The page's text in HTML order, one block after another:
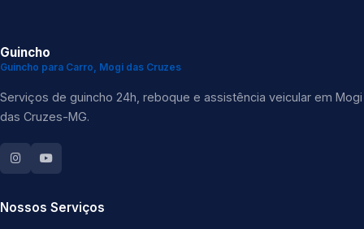
Guincho
Guincho para Carro, Mogi das Cruzes
Serviços de guincho 24h, reboque e assistência veicular em Mogi
das Cruzes-MG.
Nossos Serviços